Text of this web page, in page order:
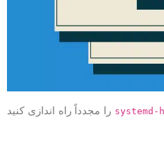
را مجدداً راه اندازی کنید